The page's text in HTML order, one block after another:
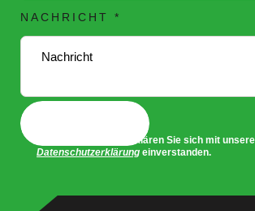
E
L
N
A
NACHRICHT *
Mit dem Absenden erklären Sie sich mit
Datenschutzerklärung einverstanden.